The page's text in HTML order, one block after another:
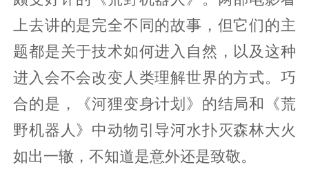
上去讲的是完全不同的故事，但它们的主
题都是关于技术如何进入自然，以及这种
进入会不会改变人类理解世界的方式。巧
合的是，《河狸变身计划》的结局和《荒
野机器人》中动物引导河水扑灭森林大火
如出一辙，不知道是意外还是致敬。